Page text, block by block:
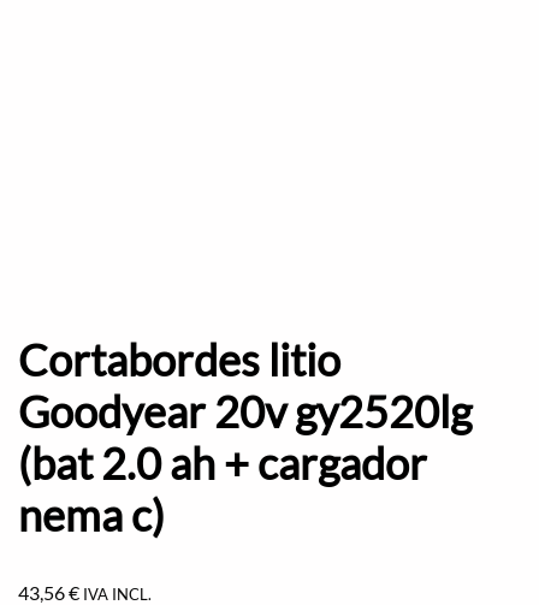
Cortabordes litio
Goodyear 20v gy2520lg
(bat 2.0 ah + cargador
nema c)
43,56€ IVA INCL.